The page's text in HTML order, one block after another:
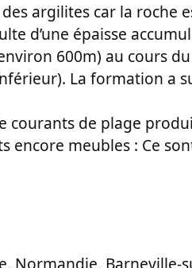
argilites car la roche
d’une épaisse
600m) au cours
La formation a
courants de plage
encore meubles : Ce
, Normandie, Barneville-